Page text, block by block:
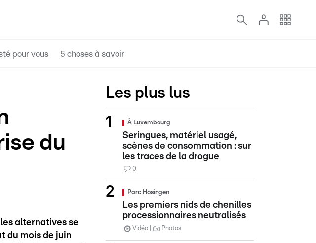
pour vous 5 choses à savoir
du
alternatives se
du mois de juin
Les plus lus
À Luxembourg
Seringues, matériel usagé,
scènes de consommation : sur
les traces de la drogue
0
Parc Hosingen
Les premiers nids de chenilles
processionnaires neutralisés
Vidéo Photos